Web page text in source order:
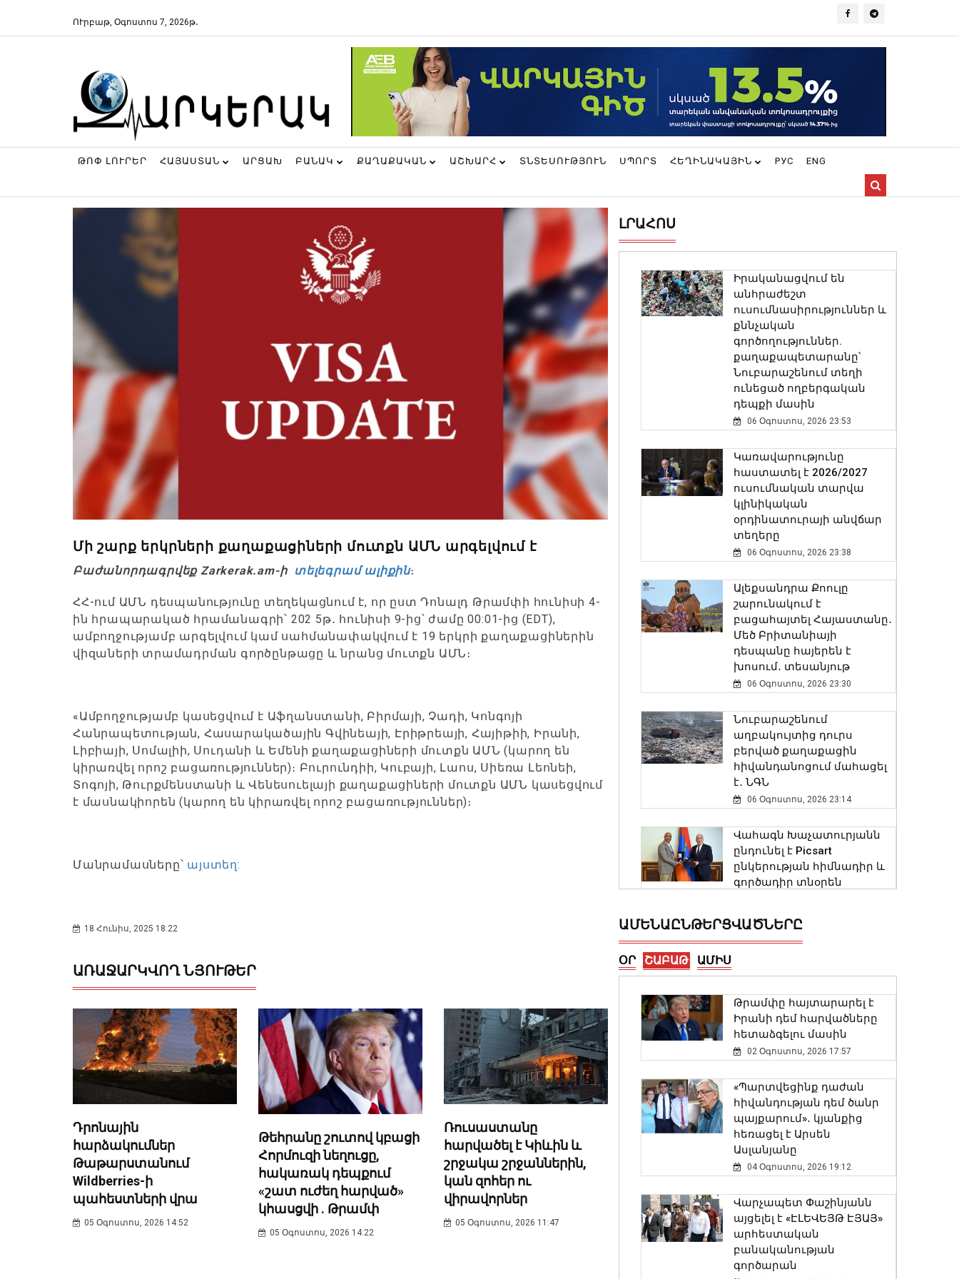
ՈՒրբաթ, Օգոստոս 7, 2026թ․
ԹՈՓ ԼՈՒՐԵՐ ՀԱՅԱՍՏԱՆ ԱՐՑԱԽ ԲԱՆԱԿ ՔԱՂԱՔԱԿԱՆ ԱՇԽԱՐՀ ՏՆՏԵՍՈՒԹՅՈՒՆ ՍՊՈՐՏ ՀԵՂԻՆԱԿԱՅԻՆ РУС ENG
Մի շարք երկրների քաղաքացիների մուտքն ԱՄՆ արգելվում է
Բաժանորդագրվեք Zarkerak.am-ի տելեգրամ ալիքին։
ՀՀ-ում ԱՄՆ դեսպանությունը տեղեկացնում է, որ ըստ Դոնալդ Թրամփի հունիսի 4-
ին հրապարակած հրամանագրի՝ 202 5թ․ հունիսի 9-ից՝ ժամը 00:01-ից (EDT),
ամբողջությամբ արգելվում կամ սահմանափակվում է 19 երկրի քաղաքացիներին
վիզաների տրամադրման գործընթացը և նրանց մուտքն ԱՄՆ։
«Ամբողջությամբ կասեցվում է Աֆղանստանի, Բիրմայի, Չադի, Կոնգոյի
Հանրապետության, Հասարակածային Գվինեայի, Էրիթրեայի, Հայիթիի, Իրանի,
Լիբիայի, Սոմալիի, Սուդանի և Եմենի քաղաքացիների մուտքն ԱՄՆ (կարող են
կիրառվել որոշ բացառություններ)։ Բուրունդիի, Կուբայի, Լաոս, Սիեռա Լեոնեի,
Տոգոյի, Թուրքմենստանի և Վենեսուելայի քաղաքացիների մուտքն ԱՄՆ կասեցվում
է մասնակիորեն (կարող են կիրառվել որոշ բացառություններ)։
Մանրամասները՝ այստեղ:
18 Հունիս, 2025 18:22
ԱՌԱՋԱՐԿՎՈՂ ՆՅՈՒԹԵՐ
Դրոնային
հարձակումներ
Թաթարստանում
Wildberries-ի
պահեստների վրա
05 Օգոստոս, 2026 14:52
Թեհրանը շուտով կբացի
Հորմուզի նեղուցը,
հակառակ դեպքում
«շատ ուժեղ հարված»
կհասցվի . Թրամփ
05 Օգոստոս, 2026 14:22
Ռուսաստանը
հարվածել է Կիևին և
շրջակա շրջաններին,
կան զոհեր ու
վիրավորներ
05 Օգոստոս, 2026 11:47
ԼՐԱՀՈՍ
Իրականացվում են
անհրաժեշտ
ուսումնասիրություններ և
քննչական
գործողություններ.
քաղաքապետարանը՝
Նուբարաշենում տեղի
ունեցած ողբերգական
դեպքի մասին
06 Օգոստոս, 2026 23:53
Կառավարությունը
հաստատել է 2026/2027
ուսումնական տարվա
կլինիկական
օրդինատուրայի անվճար
տեղերը
06 Օգոստոս, 2026 23:38
Ալեքսանդրա Քոուլը
շարունակում է
բացահայտել Հայաստանը․
Մեծ Բրիտանիայի
դեսպանը հայերեն է
խոսում․ տեսանյութ
06 Օգոստոս, 2026 23:30
Նուբարաշենում
աղբակույտից դուրս
բերված քաղաքացին
հիվանդանոցում մահացել
է․ ՆԳՆ
06 Օգոստոս, 2026 23:14
Վահագն Խաչատուրյանն
ընդունել է Picsart
ընկերության հիմնադիր և
գործադիր տնօրեն
հարևանությամբ գտնվող
աղբավայրում
06 Օգոստոս, 2026 22:33
փրկարարները վարորդին
դուրս են բերել
արգելափակումից
06 Օգոստոս, 2026 22:09
Փոփոխություններ են
ավտոբուսային
երթուղիներում
06 Օգոստոս, 2026 21:47
ԱԳ փոխնախարարը
ԱՄԵՆԱԸՆԹԵՐՑՎԱԾՆԵՐԸ
ՕՐ ՇԱԲԱԹ ԱՄԻՍ
Թրամփը հայտարարել է
Իրանի դեմ հարվածները
հետաձգելու մասին
02 Օգոստոս, 2026 17:57
«Պարտվեցինք դաժան
հիվանդության դեմ ծանր
պայքարում»․ կյանքից
հեռացել է Արսեն
Ասլանյանը
04 Օգոստոս, 2026 19:12
Վարչապետ Փաշինյանն
այցելել է «ԷԼԵՎԵՅԹ ԷՅԱՅ»
արհեստական
բանականության
գործարան